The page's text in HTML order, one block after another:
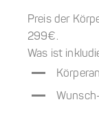
Preis der
299€.
Was ist